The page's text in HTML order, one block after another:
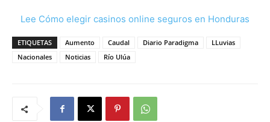
Lee Cómo elegir casinos online seguros en Honduras
ETIQUETAS Aumento Caudal Diario Paradigma
LLuvias
Nacionales
Noticias Río Ulúa